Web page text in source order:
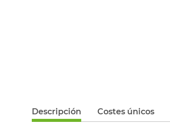
Descripción Costes únicos